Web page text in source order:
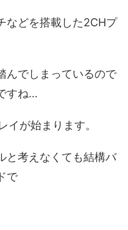
などを搭載した2CHプ
んでしまっているので
すね…
が始まります。
と考えなくても結構バ
で